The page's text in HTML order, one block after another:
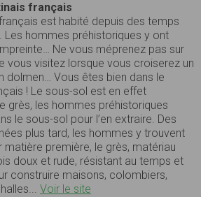
français
est habité depuis des temps
Les hommes préhistoriques y ont
Ne vous méprenez pas sur
vous visitez lorsque vous croiserez un
dolmen… Vous êtes bien dans le
! Le sous-sol est en effet
grès, les hommes préhistoriques
le sous-sol pour l’en extraire. Des
plus tard, les hommes y trouvent
matière première, le grès, matériau
doux et rude, résistant au temps et
construire maisons, colombiers,
Voir le site